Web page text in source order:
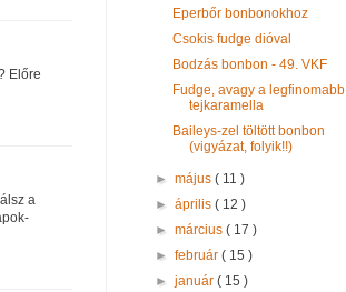
Előre
a
Eperbőr bonbonokhoz
Csokis fudge dióval
Bodzás bonbon - 49. VKF
Fudge, avagy a legfinomabb
tejkaramella
Baileys-zel töltött bonbon
(vigyázat, folyik!!)
►május( 11 )
►április( 12 )
►március( 17 )
►február( 15 )
►január( 15 )